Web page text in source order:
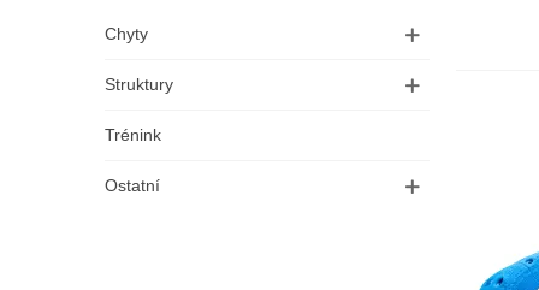
Chyty
Struktury
Trénink
Ostatní